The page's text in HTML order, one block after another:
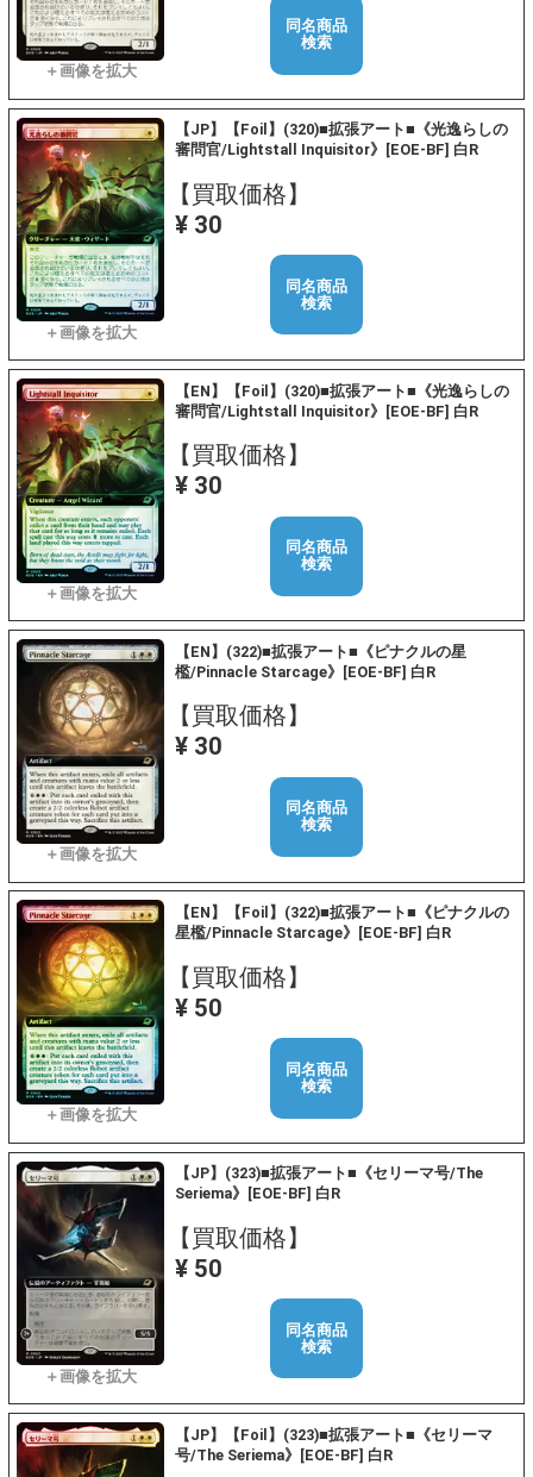
同名商品
検索
【JP】【Foil】(320)■拡張アート■《光逸らしの
審問官/Lightstall Inquisitor》[EOE-BF] 白R
【買取価格】
¥ 30
同名商品
検索
【EN】【Foil】(320)■拡張アート■《光逸らしの
審問官/Lightstall Inquisitor》[EOE-BF] 白R
【買取価格】
¥ 30
同名商品
検索
【EN】(322)■拡張アート■《ピナクルの星
檻/Pinnacle Starcage》[EOE-BF] 白R
【買取価格】
¥ 30
同名商品
検索
【EN】【Foil】(322)■拡張アート■《ピナクルの
星檻/Pinnacle Starcage》[EOE-BF] 白R
【買取価格】
¥ 50
同名商品
検索
【JP】(323)■拡張アート■《セリーマ号/The
Seriema》[EOE-BF] 白R
【買取価格】
¥ 50
同名商品
検索
【JP】【Foil】(323)■拡張アート■《セリーマ
号/The Seriema》[EOE-BF] 白R